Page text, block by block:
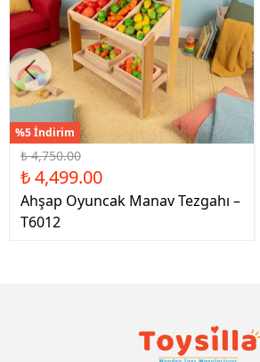
%5 İndirim
₺ 4,750.00
₺ 4,499.00
Ahşap Oyuncak Manav Tezgahı –
T6012